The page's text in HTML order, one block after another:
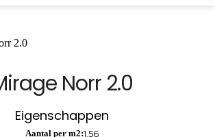
2.0
Norr 2.0
Eigenschappen
Aantal per m2:1.56